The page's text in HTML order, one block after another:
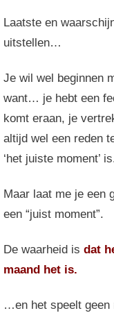
Laatste en
uitstellen…
Je wil wel beginnen
want… je hebt een
komt eraan, je
altijd wel een reden
‘het juiste moment’
Maar laat me je een
een “juist moment”.
De waarheid is dat
maand het is.
…en het speelt geen